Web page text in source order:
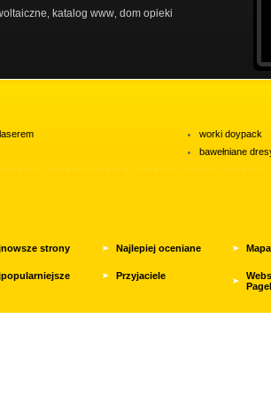
katalog www dom opieki
worki doypack
bawełniane
strony Najlepiej oceniane
Przyjaciele